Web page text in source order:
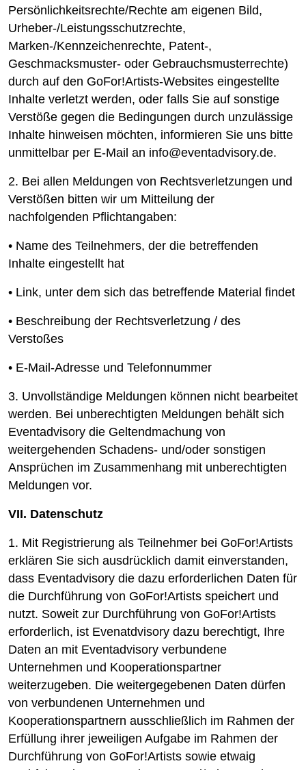
Persönlichkeitsrechte/Rechte am eigenen Bild,
Urheber-/Leistungsschutzrechte,
Marken-/Kennzeichenrechte, Patent-,
Geschmacksmuster- oder Gebrauchsmusterrechte)
durch auf den GoFor!Artists-Websites eingestellte
Inhalte verletzt werden, oder falls Sie auf sonstige
Verstöße gegen die Bedingungen durch unzulässige
Inhalte hinweisen möchten, informieren Sie uns bitte
unmittelbar per E-Mail an info@eventadvisory.de.
2. Bei allen Meldungen von Rechtsverletzungen und
Verstößen bitten wir um Mitteilung der
nachfolgenden Pflichtangaben:
• Name des Teilnehmers, der die betreffenden
Inhalte eingestellt hat
• Link, unter dem sich das betreffende Material findet
• Beschreibung der Rechtsverletzung / des
Verstoßes
• E-Mail-Adresse und Telefonnummer
3. Unvollständige Meldungen können nicht bearbeitet
werden. Bei unberechtigten Meldungen behält sich
Eventadvisory die Geltendmachung von
weitergehenden Schadens- und/oder sonstigen
Ansprüchen im Zusammenhang mit unberechtigten
Meldungen vor.
VII. Datenschutz
1. Mit Registrierung als Teilnehmer bei GoFor!Artists
erklären Sie sich ausdrücklich damit einverstanden,
dass Eventadvisory die dazu erforderlichen Daten für
die Durchführung von GoFor!Artists speichert und
nutzt. Soweit zur Durchführung von GoFor!Artists
erforderlich, ist Evenatdvisory dazu berechtigt, Ihre
Daten an mit Eventadvisory verbundene
Unternehmen und Kooperationspartner
weiterzugeben. Die weitergegebenen Daten dürfen
von verbundenen Unternehmen und
Kooperationspartnern ausschließlich im Rahmen der
Erfüllung ihrer jeweiligen Aufgabe im Rahmen der
Durchführung von GoFor!Artists sowie etwaig